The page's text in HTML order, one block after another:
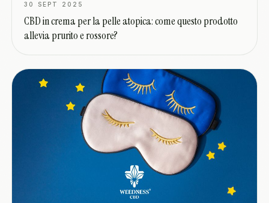
30 SEPT 2025
CBD in crema per la pelle atopica: come questo prodotto
allevia prurito e rossore?